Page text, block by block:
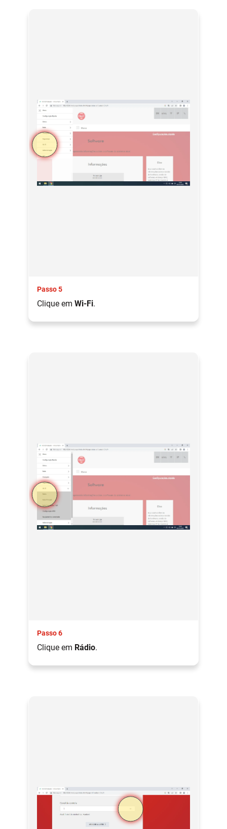
Passo 5
Clique em Wi-Fi.
Passo 6
Clique em Rádio.